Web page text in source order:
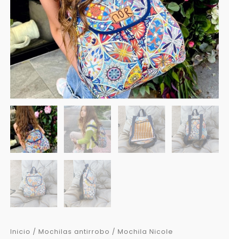
Inicio / Mochilas antirrobo / Mochila Nicole